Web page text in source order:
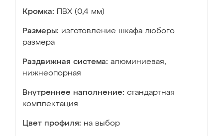
Кромка: ПВХ (0,4 мм)
Размеры: изготовление шкафа любого
размера
Раздвижная система: алюминиевая,
нижнеопорная
Внутреннее наполнение: стандартная
комплектация
Цвет профиля: на выбор